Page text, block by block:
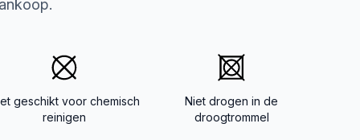
geschikt voor chemisch
reinigen
Niet drogen in de
droogtrommel